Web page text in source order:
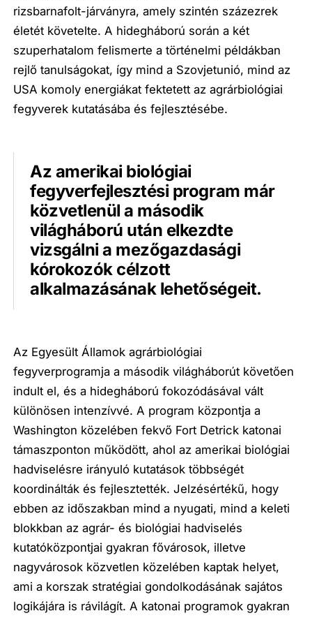
rizsbarnafolt-járványra, amely szintén százezrek
életét követelte. A hidegháború során a két
szuperhatalom felismerte a történelmi példákban
rejlő tanulságokat, így mind a Szovjetunió, mind az
USA komoly energiákat fektetett az agrárbiológiai
fegyverek kutatásába és fejlesztésébe.
Az amerikai biológiai
fegyverfejlesztési program már
közvetlenül a második
világháború után elkezdte
vizsgálni a mezőgazdasági
kórokozók célzott
alkalmazásának lehetőségeit.
Az Egyesült Államok agrárbiológiai
fegyverprogramja a második világháborút követően
indult el, és a hidegháború fokozódásával vált
különösen intenzívvé. A program központja a
Washington közelében fekvő Fort Detrick katonai
támaszponton működött, ahol az amerikai biológiai
hadviselésre irányuló kutatások többségét
koordinálták és fejlesztették. Jelzésértékű, hogy
ebben az időszakban mind a nyugati, mind a keleti
blokkban az agrár- és biológiai hadviselés
kutatóközpontjai gyakran fővárosok, illetve
nagyvárosok közvetlen közelében kaptak helyet,
ami a korszak stratégiai gondolkodásának sajátos
logikájára is rávilágít. A katonai programok gyakran